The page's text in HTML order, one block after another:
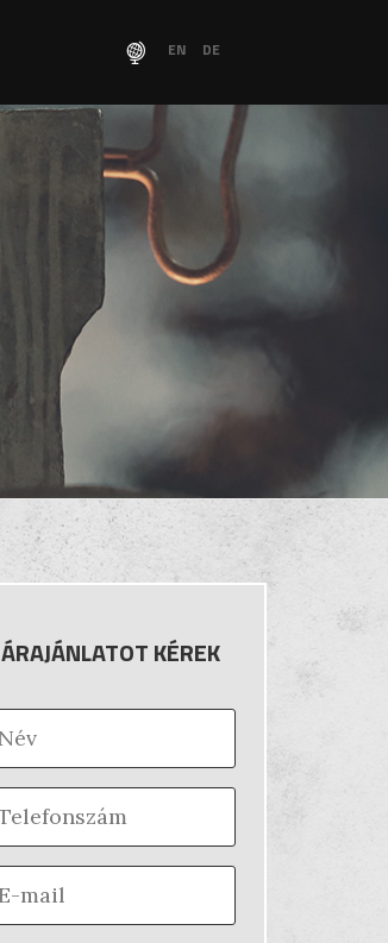
EN DE
ÁRAJÁNLATOT KÉREK